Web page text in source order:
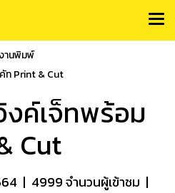
านพิมพ์
ท Print & Cut
ค์เจ็ทพร้อม
Cut
| 4999 จำนวนผู้เข้าชม |